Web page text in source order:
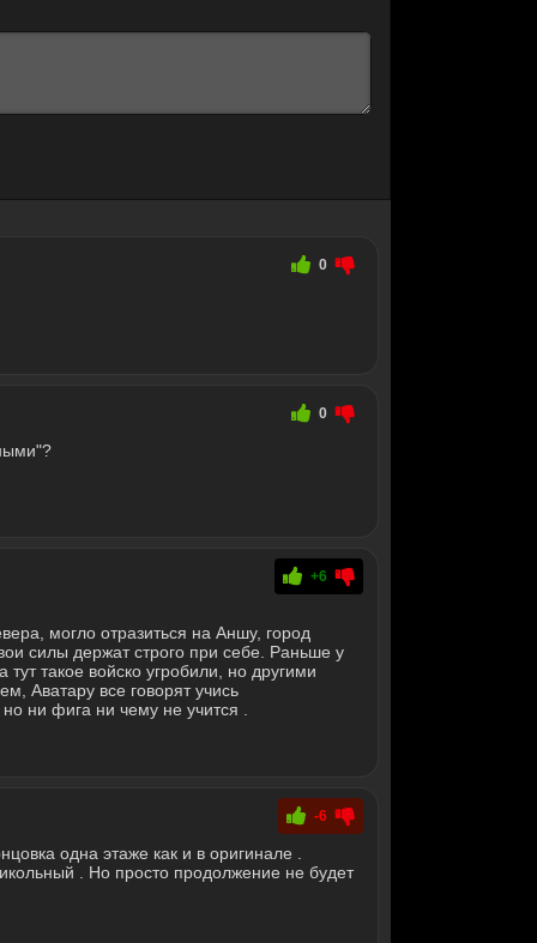
0
0
+6
могло отразиться на Аншу, город
силы держат строго при себе. Раньше у
такое войско угробили, но другими
Аватару все говорят учись
но ни фига ни чему не учится .
-6
одна этаже как и в оригинале .
. Но просто продолжение не будет